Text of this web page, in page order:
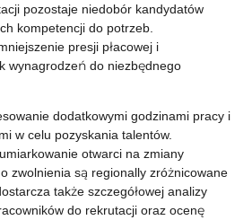
pozostaje niedobór kandydatów
kompetencji do potrzeb.
presji płacowej i
wynagrodzeń do niezbędnego
dodatkowymi godzinami pracy i
w celu pozyskania talentów.
otwarci na zmiany
zwolnienia są regionally zróżnicowane
także szczegółowej analizy
do rekrutacji oraz ocenę